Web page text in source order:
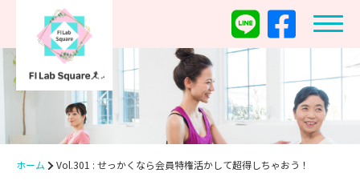
ホーム Vol.301 : せっかくなら会員特権活かして超得しちゃおう！